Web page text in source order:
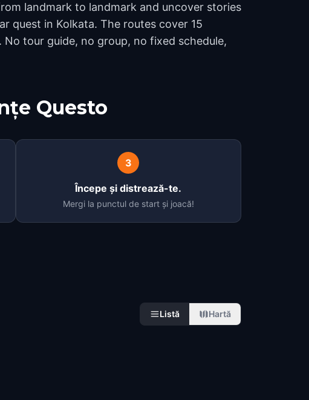
landmark to landmark and uncover stories
quest in Kolkata. The routes cover 15
tour guide, no group, no fixed schedule,
Questo
3
Începe și distrează-te.
Mergi la punctul de start și joacă!
Listă Hartă